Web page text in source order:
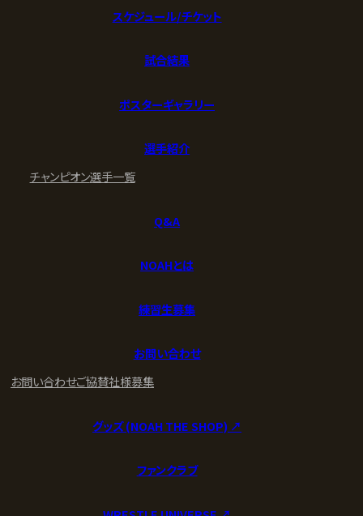
スケジュール/チケット
試合結果
ポスターギャラリー
選手紹介
チャンピオン選手一覧
Q&A
NOAHとは
練習生募集
お問い合わせ
お問い合わせご協賛社様募集
グッズ (NOAH THE SHOP) ↗︎
ファンクラブ